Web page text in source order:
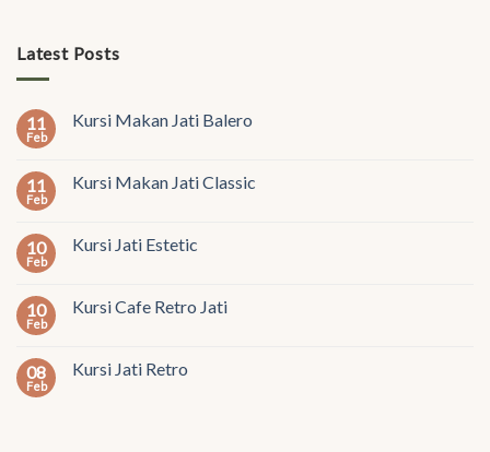
Latest Posts
11
Feb
Kursi Makan Jati Balero
11
Feb
Kursi Makan Jati Classic
10
Feb
Kursi Jati Estetic
10
Feb
Kursi Cafe Retro Jati
08
Feb
Kursi Jati Retro